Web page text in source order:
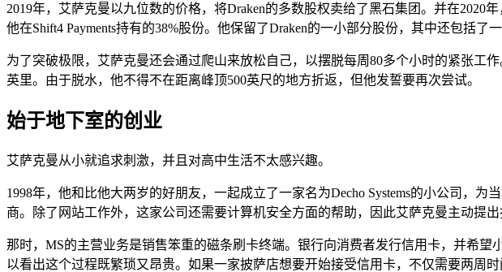
2019年，艾萨克曼以九位数的价格，将Draken的多数股权卖给了黑石集团。并在2020
他在Shift4 Payments持有的38%股份。他保留了Draken的一小部分股份，其中还包括了
为了突破极限，艾萨克曼还会通过爬山来放松自己，以摆脱每周80多个小时的紧张工
英里。由于脱水，他不得不在距离峰顶500英尺的地方折返，但他发誓要再次尝试。
始于地下室的创业
艾萨克曼从小就追求刺激，并且对高中生活不太感兴趣。
1998年，他和比他大两岁的好朋友，一起成立了一家名为Decho Systems的小公司，
商。除了网站工作外，这家公司还需要计算机安全方面的帮助，因此艾萨克曼主动提
那时，MS的主营业务是销售笨重的磁条刷卡终端。银行向消费者发行信用卡，并希
以看出这个过程既繁琐又昂贵。如果一家披萨店想要开始接受信用卡，不仅需要两周